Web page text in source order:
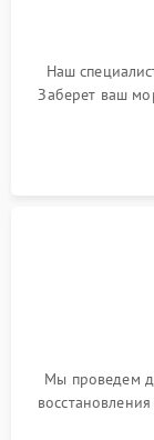
Наш
Заберет ваш
Мы проведем